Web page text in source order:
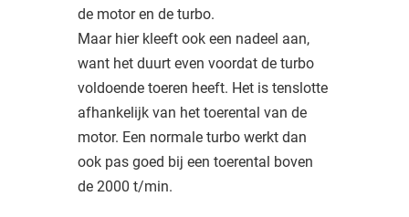
de motor en de turbo.
Maar hier kleeft ook een nadeel aan,
want het duurt even voordat de turbo
voldoende toeren heeft. Het is tenslotte
afhankelijk van het toerental van de
motor. Een normale turbo werkt dan
ook pas goed bij een toerental boven
de 2000 t/min.